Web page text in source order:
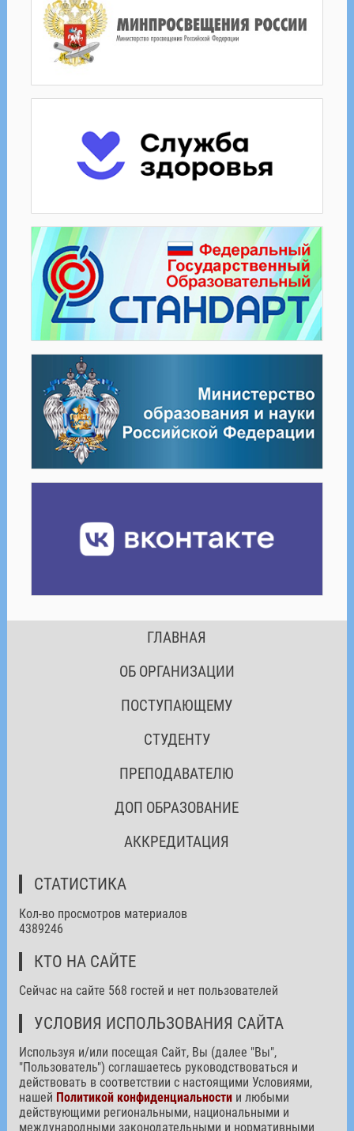
ГЛАВНАЯ
ОБ ОРГАНИЗАЦИИ
ПОСТУПАЮЩЕМУ
СТУДЕНТУ
ПРЕПОДАВАТЕЛЮ
ДОП ОБРАЗОВАНИЕ
АККРЕДИТАЦИЯ
СТАТИСТИКА
Кол-во просмотров материалов
4389246
КТО НА САЙТЕ
Сейчас на сайте 568 гостей и нет пользователей
УСЛОВИЯ ИСПОЛЬЗОВАНИЯ САЙТА
Используя и/или посещая Сайт, Вы (далее "Вы",
"Пользователь") соглашаетесь руководствоваться и
действовать в соответствии с настоящими Условиями,
нашей Политикой конфиденциальностии любыми
действующими региональными, национальными и
международными законодательными и нормативными